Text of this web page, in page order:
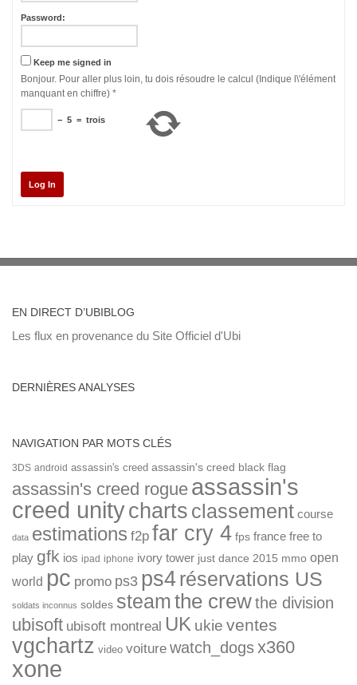
Password:
Keep me signed in
Bonjour. Pour aller plus loin, tu dois résoudre le calcul (Indique l\'élément
manquant en chiffre) *
− 5 = trois
Log In
EN DIRECT D’UBIBLOG
Les flux en provenance du Site Officiel d'Ubi
DERNIÈRES ANALYSES
NAVIGATION PAR MOTS CLÉS
3DS android assassin's creed assassin's creed black flag
assassin's creed rogue assassin's
creed unitycharts classement course
data estimations f2p far cry 4 fps france free to
play gfk ios ipad iphone ivory tower just dance 2015 mmo open
world pc promo ps3 ps4réservations US
soldats inconnus soldes steamthe crewthe division
ubisoft ubisoft montreal UK ukie ventes
vgchartz video voiture watch_dogsx360
xone